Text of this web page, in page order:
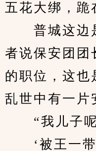
五花大绑，跪
普城这边
者说保安团团
的职位，这也
乱世中有一片
“我儿子呢
‘被王一带